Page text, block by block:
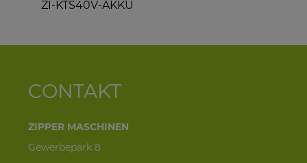
ZI-KTS40V-AKKU
CONTAKT
ZIPPER MASCHINEN
Gewerbepark 8